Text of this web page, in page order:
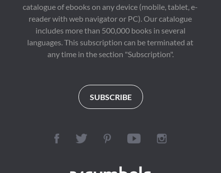
catalogue of ebooks on any device (mobile, tablet, e-
reader with web navigator or PC). Our catalogue
includes more than 500,000 books in several
languages. This subscription can be terminated at
any time in the section "Subscription".
SUBSCRIBE